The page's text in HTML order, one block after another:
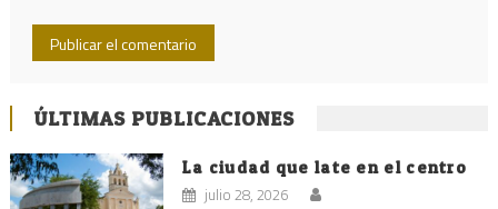
ÚLTIMAS PUBLICACIONES
La ciudad que late en el centro
julio 28, 2026